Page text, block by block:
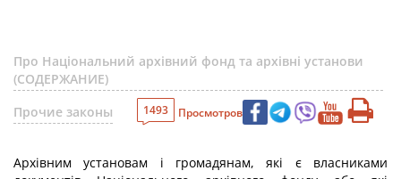
Про Національний архівний фонд та архівні установи
(СОДЕРЖАНИЕ)
Прочие законы
1493 Просмотров
Архівним установам і громадянам, які є власниками